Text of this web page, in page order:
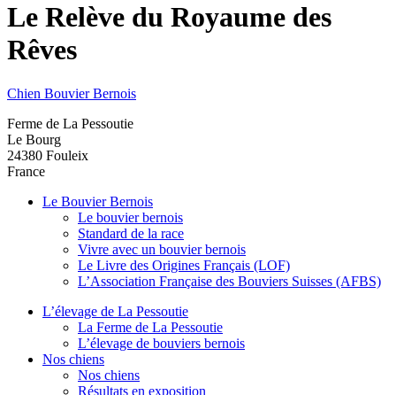
Le Relève du Royaume des
Rêves
Chien Bouvier Bernois
Ferme de La Pessoutie
Le Bourg
24380 Fouleix
France
Le Bouvier Bernois
Le bouvier bernois
Standard de la race
Vivre avec un bouvier bernois
Le Livre des Origines Français (LOF)
L’Association Française des Bouviers Suisses (AFBS)
L’élevage de La Pessoutie
La Ferme de La Pessoutie
L’élevage de bouviers bernois
Nos chiens
Nos chiens
Résultats en exposition